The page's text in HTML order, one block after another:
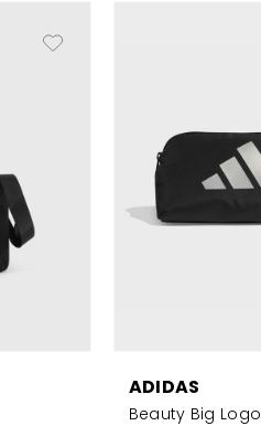
ADIDAS
Beauty Big Logo